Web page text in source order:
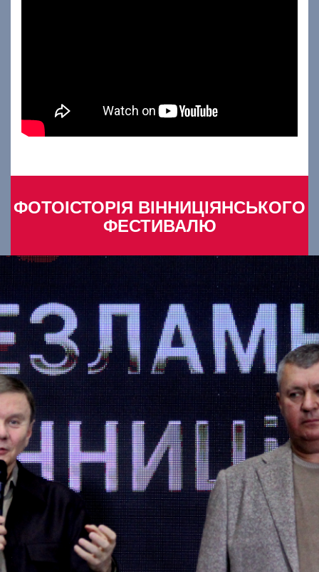
ФОТОІСТОРІЯ ВІННИЦІЯНСЬКОГО
ФЕСТИВАЛЮ